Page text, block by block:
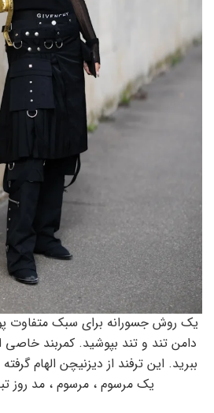
یک روش جسورانه برای سبک متفاوت
دامن تند و تند بپوشید. کمربند خاصی
ببرید. این ترفند از دیزنیچن الهام
یک مرسوم ، مرسوم ، مد روز